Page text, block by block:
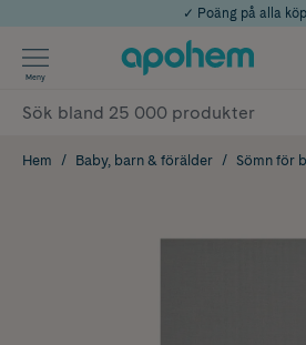
Årets Butik 2025 inom
Använd kod: SOMMAR20 för
✓ Rådgivning från farmaceuter &
✓ Poäng på alla
Meny
Hem Baby, barn & förälder Sömn för